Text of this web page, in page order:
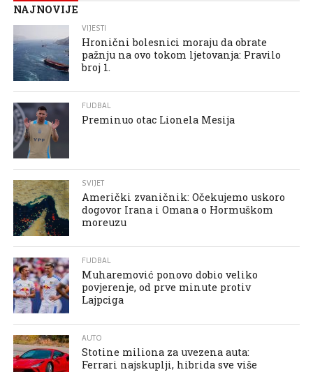
NAJNOVIJE
VIJESTI
Hronični bolesnici moraju da obrate
pažnju na ovo tokom ljetovanja: Pravilo
broj 1.
FUDBAL
Preminuo otac Lionela Mesija
SVIJET
Američki zvaničnik: Očekujemo uskoro
dogovor Irana i Omana o Hormuškom
moreuzu
FUDBAL
Muharemović ponovo dobio veliko
povjerenje, od prve minute protiv
Lajpciga
AUTO
Stotine miliona za uvezena auta:
Ferrari najskuplji, hibrida sve više